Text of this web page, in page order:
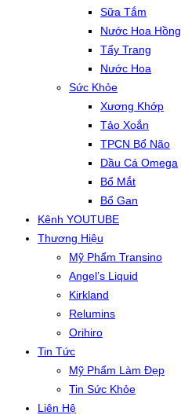
Sữa Tắm
Nước Hoa Hồng
Tẩy Trang
Nước Hoa
Sức Khỏe
Xương Khớp
Tảo Xoắn
TPCN Bổ Não
Dầu Cá Omega
Bổ Mắt
Bổ Gan
Kênh YOUTUBE
Thương Hiệu
Mỹ Phẩm Transino
Angel’s Liquid
Kirkland
Relumins
Orihiro
Tin Tức
Mỹ Phẩm Làm Đẹp
Tin Sức Khỏe
Liên Hệ